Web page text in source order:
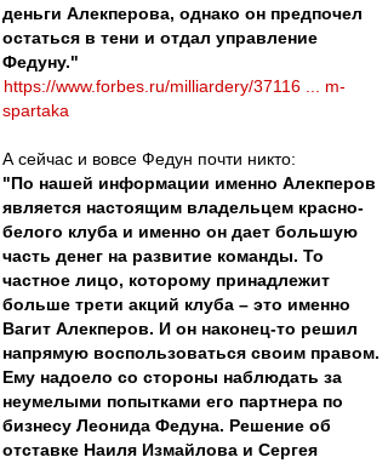
деньги Алекперова, однако он предпочел
остаться в тени и отдал управление
Федуну."
https://www.forbes.ru/milliardery/37116 ... m-
spartaka
А сейчас и вовсе Федун почти никто:
"По нашей информации именно Алекперов
является настоящим владельцем красно-
белого клуба и именно он дает большую
часть денег на развитие команды. То
частное лицо, которому принадлежит
больше трети акций клуба – это именно
Вагит Алекперов. И он наконец-то решил
напрямую воспользоваться своим правом.
Ему надоело со стороны наблюдать за
неумелыми попытками его партнера по
бизнесу Леонида Федуна. Решение об
отставке Наиля Измайлова и Сергея